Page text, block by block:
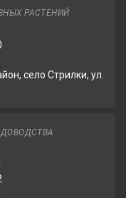
РАСТЕНИЙ
село Стрилки, ул.